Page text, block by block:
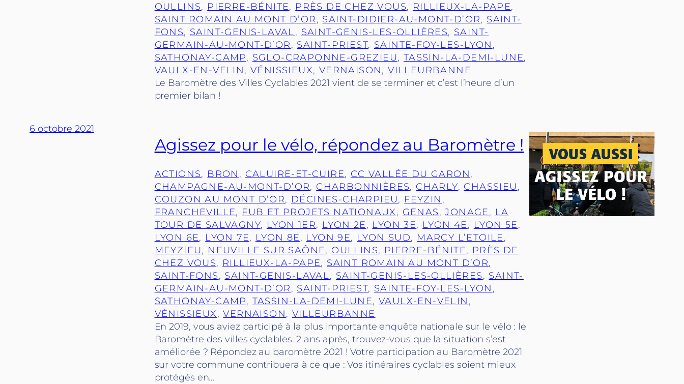
OULLINS, PIERRE-BÉNITE, PRÈS DE CHEZ VOUS, RILLIEUX-LA-PAPE
SAINT ROMAIN AU MONT D’OR, SAINT-DIDIER-AU-MONT-D’OR, SAINT-
FONS, SAINT-GENIS-LAVAL, SAINT-GENIS-LES-OLLIÈRES, SAINT-
GERMAIN-AU-MONT-D’OR, SAINT-PRIEST, SAINTE-FOY-LES-LYON
SATHONAY-CAMP, SGLO-CRAPONNE-GREZIEU, TASSIN-LA-DEMI-LUNE
VAULX-EN-VELIN, VÉNISSIEUX, VERNAISON, VILLEURBANNE
Le Baromètre des Villes Cyclables 2021 vient de se terminer et c’est l’heure d’un
premier bilan !
6 octobre 2021
Agissez pour le vélo, répondez au Baromètre !
ACTIONS, BRON , CALUIRE-ET-CUIRE, CC VALLÉE DU GARON
CHAMPAGNE-AU-MONT-D’OR, CHARBONNIÈRES, CHARLY, CHASSIEU
COUZON AU MONT D’OR, DÉCINES-CHARPIEU, FEYZIN
FRANCHEVILLE, FUB ET PROJETS NATIONAUX, GENAS, JONAGE, LA
TOUR DE SALVAGNY, LYON 1ER, LYON 2E, LYON 3E, LYON 4E, LYON 5E
LYON 6E, LYON 7E, LYON 8E, LYON 9E, LYON SUD, MARCY L’ETOILE
MEYZIEU, NEUVILLE SUR SAÔNE, OULLINS, PIERRE-BÉNITE, PRÈS DE
CHEZ VOUS, RILLIEUX-LA-PAPE, SAINT ROMAIN AU MONT D’OR
SAINT-FONS, SAINT-GENIS-LAVAL, SAINT-GENIS-LES-OLLIÈRES, SAINT-
GERMAIN-AU-MONT-D’OR, SAINT-PRIEST, SAINTE-FOY-LES-LYON
SATHONAY-CAMP, TASSIN-LA-DEMI-LUNE, VAULX-EN-VELIN
VÉNISSIEUX, VERNAISON, VILLEURBANNE
En 2019, vous aviez participé à la plus importante enquête nationale sur le vélo : le
Baromètre des villes cyclables. 2 ans après, trouvez-vous que la situation s’est
améliorée ? Répondez au baromètre 2021 ! Votre participation au Baromètre 2021
sur votre commune contribuera à ce que : Vos itinéraires cyclables soient mieux
protégés en…